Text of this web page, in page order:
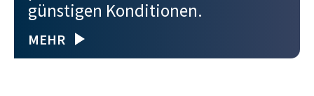
günstigen Konditionen.
MEHR